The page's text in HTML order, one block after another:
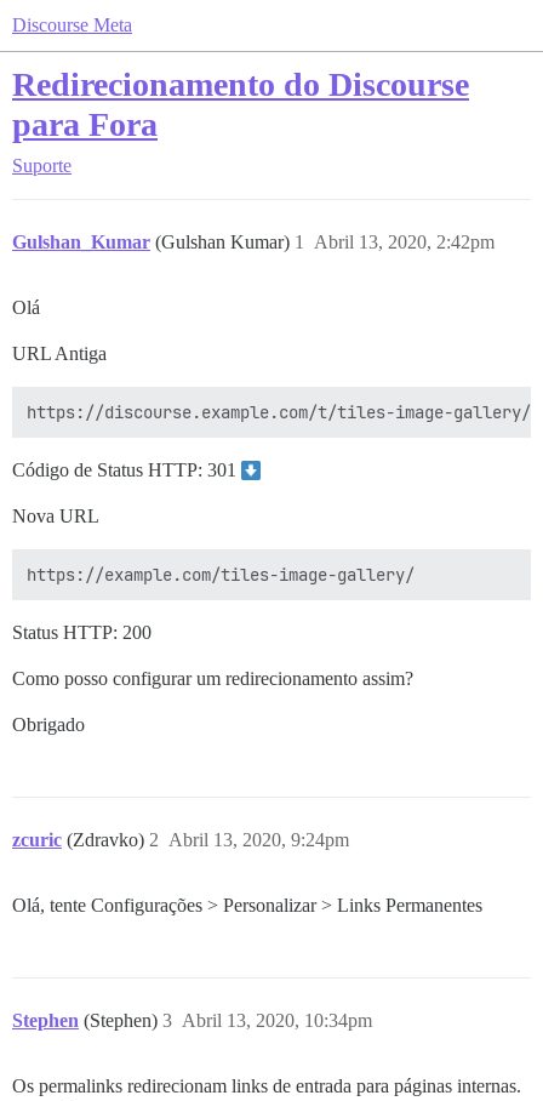
Discourse Meta
Redirecionamento do Discourse
para Fora
Suporte
Gulshan_Kumar (Gulshan Kumar) Abril 13, 2020, 2:42pm
1
Olá
URL Antiga
Código de Status HTTP: 301
Nova URL
Status HTTP: 200
Como posso configurar um redirecionamento assim?
Obrigado
zcuric (Zdravko) Abril 13, 2020, 9:24pm
2
Olá, tente Configurações > Personalizar > Links Permanentes
Stephen (Stephen) Abril 13, 2020, 10:34pm
3
Os permalinks redirecionam links de entrada para páginas internas.